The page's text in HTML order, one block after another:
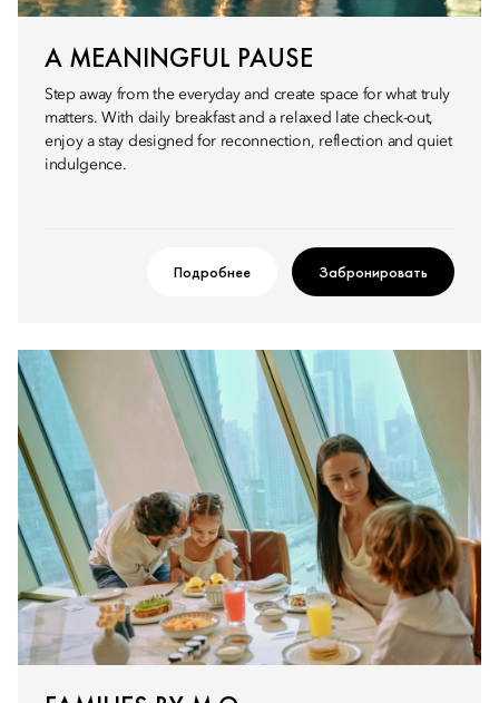
A MEANINGFUL PAUSE
Step away from the everyday and create space for what truly
matters. With daily breakfast and a relaxed late check-out,
enjoy a stay designed for reconnection, reflection and quiet
indulgence.
Подробнее Забронировать